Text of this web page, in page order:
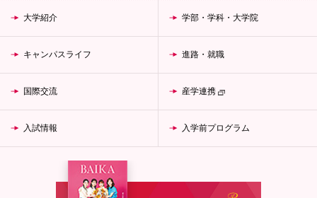
大学紹介 学部・学科・大学院
キャンパスライフ 進路・就職
国際交流 産学連携
入試情報 入学前プログラム